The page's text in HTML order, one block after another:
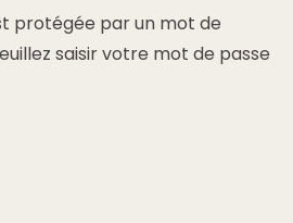
protégée par un mot de
saisir votre mot de passe